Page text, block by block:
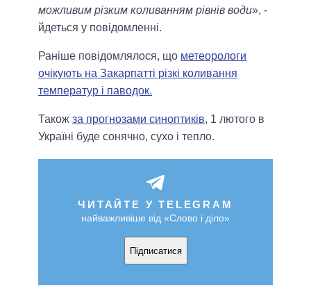
можливим різким коливанням рівнів води», -
йдеться у повідомленні.
Раніше повідомлялося, що метеорологи
очікують на Закарпатті різкі коливання
температур і паводок.
Також за прогнозами синоптиків, 1 лютого в
Україні буде сонячно, сухо і тепло.
ЧИТАЙТЕ У TELEGRAM
найважливіше від «Слово і діло»
Підписатися